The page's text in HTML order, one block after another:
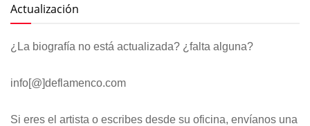
Actualización
¿La biografía no está actualizada? ¿falta alguna?
info[@]deflamenco.com
Si eres el artista o escribes desde su oficina, envíanos una